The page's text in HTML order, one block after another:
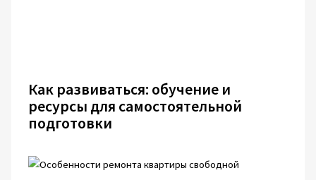
Как развиваться: обучение и
ресурсы для самостоятельной
подготовки